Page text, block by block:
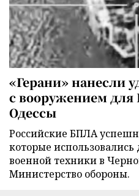
«Герани» нанесли
с вооружением для
Одессы
Российские БПЛА
которые
военной техники в
Министерство обороны.